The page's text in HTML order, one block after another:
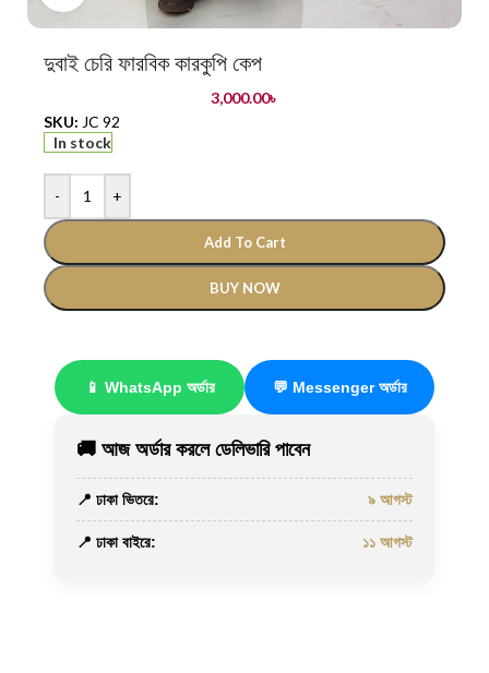
দুবাই চেরি ফারবিক কারকুপি কেপ
3,000.00৳
SKU: JC 92
In stock
- +
Add To Cart
BUY NOW
📱 WhatsApp অর্ডার 💬 Messenger অর্ডার
🚚 আজ অর্ডার করলে ডেলিভারি পাবেন
📍 ঢাকা ভিতরে: ৯ আগস্ট
📍 ঢাকা বাইরে: ১১ আগস্ট